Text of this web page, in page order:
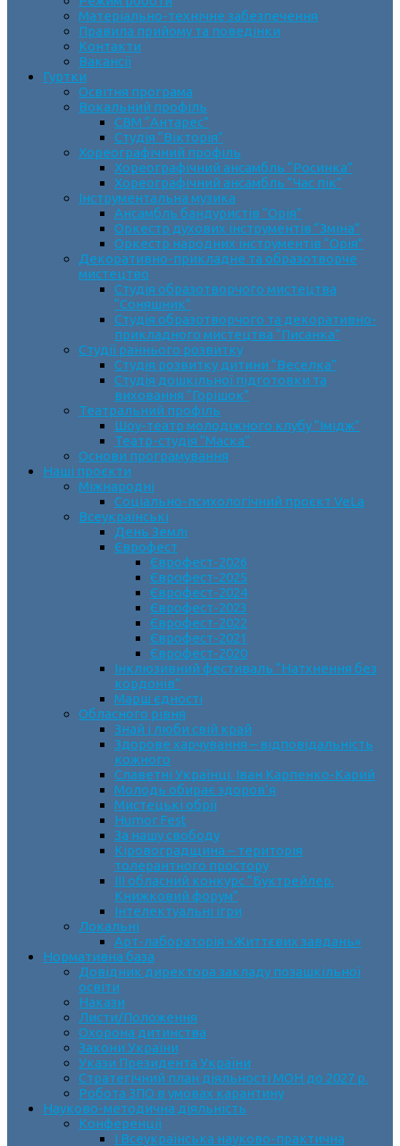
Матеріально-технічне забезпечення
Правила прийому та поведінки
Контакти
Вакансії
Гуртки
Освітня програма
Вокальний профіль
СВМ “Антарес”
Студія “Вікторія”
Хореографічний профіль
Хореографічний ансамбль “Росинка”
Хореографічний ансамбль “Час пік”
Інструментальна музика
Ансамбль бандуристів “Орія”
Оркестр духових інструментів “Зміна”
Оркестр народних інструментів “Орія”
Декоративно-прикладне та образотворче
мистецтво
Cтудія образотворчого мистецтва
“Соняшник”
Студія образотворчого та декоративно-
прикладного мистецтва “Писанка”
Студії раннього розвитку
Студія розвитку дитини “Веселка”
Студія дошкільної підготовки та
виховання “Горішок”
Театральний профіль
Шоу-театр молодіжного клубу “Імідж”
Театр-студія “Маска”
Основи програмування
Наші проєкти
Міжнародні
Соціально-психологічний проєкт VeLa
Всеукраїнські
День Землі
Єврофест
Єврофест-2026
Єврофест-2025
Єврофест-2024
Єврофест-2023
Єврофест-2022
Єврофест-2021
Єврофест-2020
Інклюзивний фестиваль “Натхнення без
кордонів”
Марш єдності
Обласного рівня
Знай і люби свій край
Здорове харчування – відповідальність
кожного
Славетні Українці. Іван Карпенко-Карий
Молодь обирає здоров’я
Мистецькі обрії
Humor Fest
За нашу свободу
Кіровоградщина – територія
толерантного простору
ІII обласний конкурс “Буктрейлер.
Книжковий форум”
Інтелектуальні ігри
Локальні
Арт-лабораторія «Життєвих завдань»
Нормативна база
Довідник директора закладу позашкільної
освіти
Накази
Листи/Положення
Охорона дитинства
Закони України
Укази Президента України
Стратегічний план діяльності МОН до 2027 р.
Робота ЗПО в умовах карантину
Науково-методична діяльність
Конференції
І Всеукраїнська науково-практична